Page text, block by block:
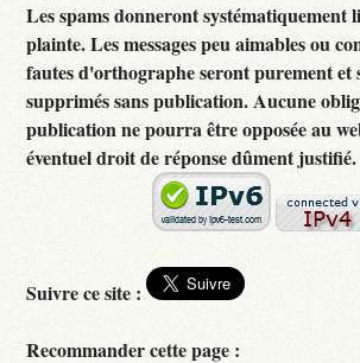
Les spams donneront systématiquement
plainte. Les messages peu aimables ou
fautes d'orthographe seront purement et
supprimés sans publication. Aucune
publication ne pourra être opposée au
éventuel droit de réponse dûment justifié.
Suivre ce site :
Recommander cette page :